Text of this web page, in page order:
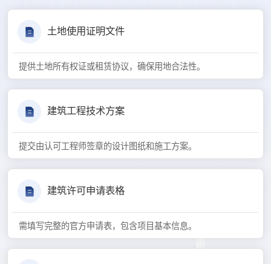
土地使用证明文件
提供土地所有权证或租赁协议，确保用地合法性。
建筑工程技术方案
提交由认可工程师签章的设计图纸和施工方案。
建筑许可申请表格
需填写完整的官方申请表，包含项目基本信息。